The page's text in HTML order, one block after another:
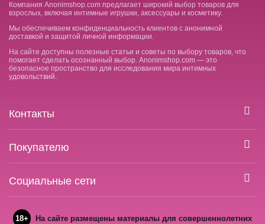
Компания Anonimshop.com предлагает широкий выбор товаров для
взрослых, включая интимные игрушки, аксессуары и косметику.
Мы обеспечиваем конфиденциальность клиентов с анонимной
доставкой и защитой личной информации.
На сайте доступны полезные статьи и советы по выбору товаров, что
помогает сделать осознанный выбор. Anonimshop.com — это
безопасное пространство для исследования мира интимных
удовольствий.
Контакты
Покупателю
Социальные сети
18+ На сайте размещены материалы для совершеннолетних